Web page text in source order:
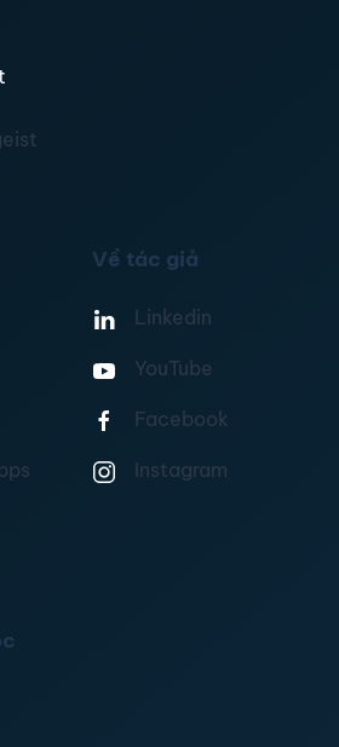
Về tác giả
Linkedin
YouTube
Facebook
Instagram